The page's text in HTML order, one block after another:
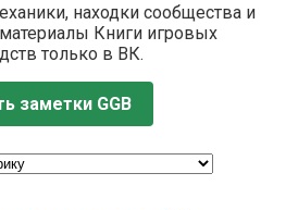
находки сообщества и
Книги игровых
только в ВК.
заметки GGB